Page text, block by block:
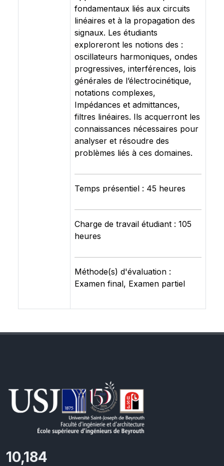
fondamentaux liés aux circuits
linéaires et à la propagation des
signaux. Les étudiants
exploreront les notions des :
oscillateurs harmoniques, ondes
progressives, interférences, lois
générales de l’électrocinétique,
notations complexes,
Impédances et admittances,
filtres linéaires. Ils acquerront les
connaissances nécessaires pour
analyser et résoudre des
problèmes liés à ces domaines.
Temps présentiel : 45 heures
Charge de travail étudiant : 105
heures
Méthode(s) d'évaluation :
Examen final, Examen partiel
10,801